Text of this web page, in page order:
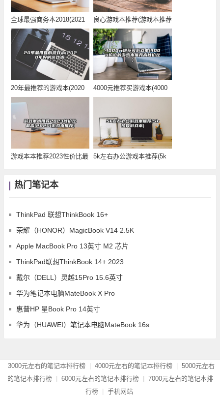
全球最强商务本2018(2021
高端商务
良心游戏本推荐(游戏本推荐
2021)
20年最推荐的游戏本(2020
年好的游戏
4000元推荐买游戏本(4000
价位的游
游戏本本推荐2023性价比最
5k左右办公游戏本推荐(5k
热门笔记本
ThinkPad 联想ThinkBook 16+
荣耀（HONOR）MagicBook V14 2.5K
Apple MacBook Pro 13英寸 M2 芯片
ThinkPad联想ThinkBook 14+ 2023
戴尔（DELL）灵越15Pro 15.6英寸
华为笔记本电脑MateBook X Pro
惠普HP 星Book Pro 14英寸
华为（HUAWEI）笔记本电脑MateBook 16s
3000元左右的笔记本排行榜 4000元左右的笔记本排行榜
5000元左右
的笔记本排行榜
6000元左右的笔记本排行榜
7000元左右的笔记本排
行榜
手机网站